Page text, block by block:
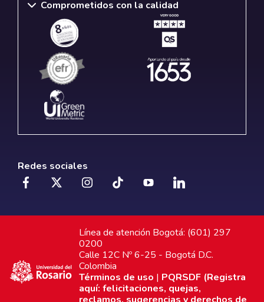
Comprometidos con la calidad
Redes sociales
Línea de atención Bogotá: (601) 297
0200
Calle 12C Nº 6-25 - Bogotá D.C.
Colombia
Términos de uso | PQRSDF (Registra
aquí: felicitaciones, quejas,